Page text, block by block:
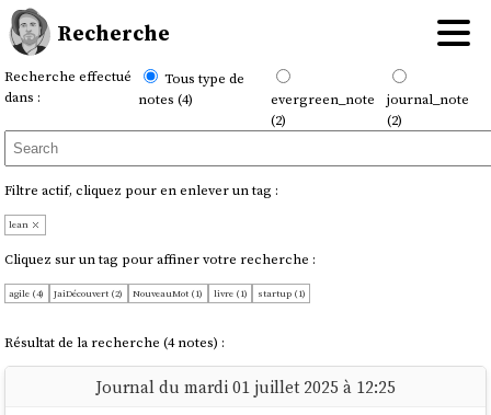
Recherche
Recherche effectué
dans :
Tous type de
notes (4)
evergreen_note
(2)
journal_note
(2)
Filtre actif, cliquez pour en enlever un tag :
lean
Cliquez sur un tag pour affiner votre recherche :
agile (4) JaiDécouvert (2) NouveauMot (1) livre (1) startup (1)
Résultat de la recherche (4 notes) :
Journal du mardi 01 juillet 2025 à 12:25